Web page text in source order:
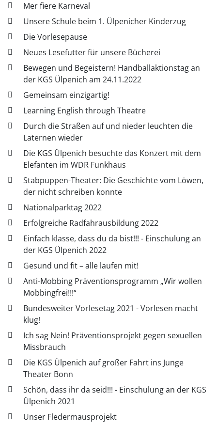
Mer fiere Karneval
Unsere Schule beim 1. Ülpenicher Kinderzug
Die Vorlesepause
Neues Lesefutter für unsere Bücherei
Bewegen und Begeistern! Handballaktionstag an
der KGS Ülpenich am 24.11.2022
Gemeinsam einzigartig!
Learning English through Theatre
Durch die Straßen auf und nieder leuchten die
Laternen wieder
Die KGS Ülpenich besuchte das Konzert mit dem
Elefanten im WDR Funkhaus
Stabpuppen-Theater: Die Geschichte vom Löwen,
der nicht schreiben konnte
Nationalparktag 2022
Erfolgreiche Radfahrausbildung 2022
Einfach klasse, dass du da bist!!! - Einschulung an
der KGS Ülpenich 2022
Gesund und fit – alle laufen mit!
Anti-Mobbing Präventionsprogramm „Wir wollen
Mobbingfrei!!!“
Bundesweiter Vorlesetag 2021 - Vorlesen macht
klug!
Ich sag Nein! Präventionsprojekt gegen sexuellen
Missbrauch
Die KGS Ülpenich auf großer Fahrt ins Junge
Theater Bonn
Schön, dass ihr da seid!!! - Einschulung an der KGS
Ülpenich 2021
Unser Fledermausprojekt